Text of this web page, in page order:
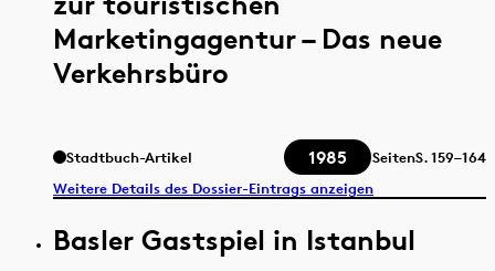
Marketingagentur – Das neue
Verkehrsbüro
Stadtbuch-Artikel 1985 SeitenS.159–164
Weitere Details des Dossier-Eintrags anzeigen
Basler Gastspiel in Istanbul